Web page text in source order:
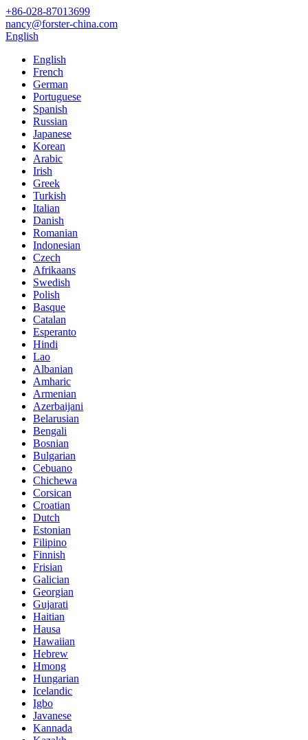
+86-028-87013699
nancy@forster-china.com
English
English
French
German
Portuguese
Spanish
Russian
Japanese
Korean
Arabic
Irish
Greek
Turkish
Italian
Danish
Romanian
Indonesian
Czech
Afrikaans
Swedish
Polish
Basque
Catalan
Esperanto
Hindi
Lao
Albanian
Amharic
Armenian
Azerbaijani
Belarusian
Bengali
Bosnian
Bulgarian
Cebuano
Chichewa
Corsican
Croatian
Dutch
Estonian
Filipino
Finnish
Frisian
Galician
Georgian
Gujarati
Haitian
Hausa
Hawaiian
Hebrew
Hmong
Hungarian
Icelandic
Igbo
Javanese
Kannada